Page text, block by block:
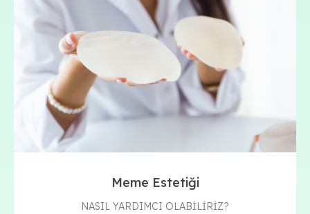
Meme Estetiği
NASIL YARDIMCI OLABİLİRİZ?